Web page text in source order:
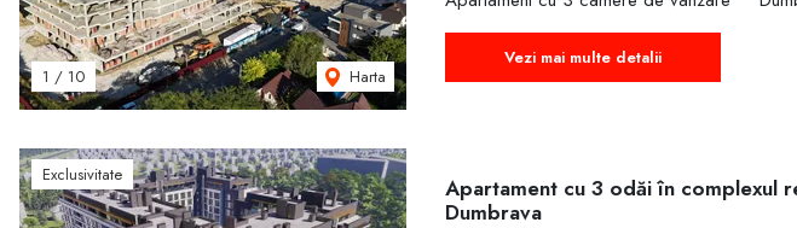
1 / 10 Harta
Vezi mai multe detalii
Exclusivitate
Apartament cu 3 odăi în complexul
Dumbrava